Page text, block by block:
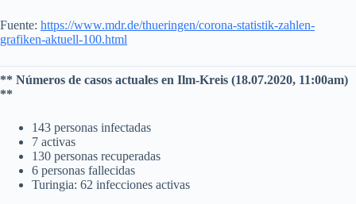
Fuente: https://www.mdr.de/thueringen/corona-statistik-zahlen-
grafiken-aktuell-100.html
** Números de casos actuales en Ilm-Kreis (18.07.2020, 11:00am)
**
143 personas infectadas
7 activas
130 personas recuperadas
6 personas fallecidas
Turingia: 62 infecciones activas